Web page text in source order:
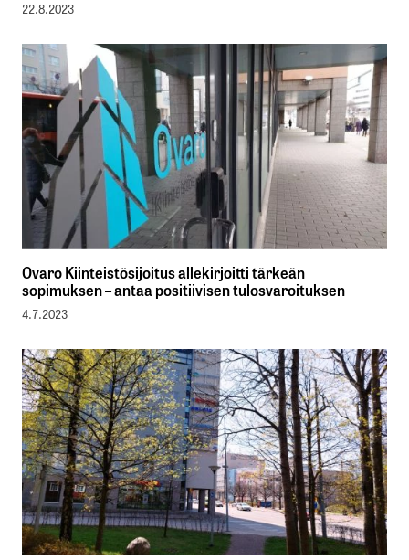
22.8.2023
Ovaro Kiinteistösijoitus allekirjoitti tärkeän
sopimuksen – antaa positiivisen tulosvaroituksen
4.7.2023